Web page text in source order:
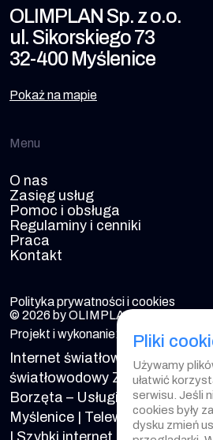
OLIMPLAN Sp. z o.o.
ul. Sikorskiego 73
32-400 Myślenice
Pokaż na mapie
Menu
O nas
Zasięg usług
Pomoc i obsługa
Regulaminy i cenniki
Praca
Kontakt
Polityka prywatności i cookies
© 2026 by OLIMPLAN. All rights
Projekt i wykonanie:
Internet światłowodowy
światłowodowy Zakliczyn|
Borzęta – Usługi
Myślenice
Telewizja
Pliki
Używamy
ułatwić
serwisu. Jeśli
cookies były
dysku zmień